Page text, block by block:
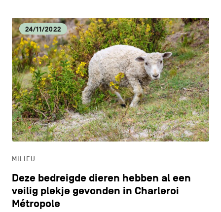
24/11/2022
MILIEU
Deze bedreigde dieren hebben al een
veilig plekje gevonden in Charleroi
Métropole